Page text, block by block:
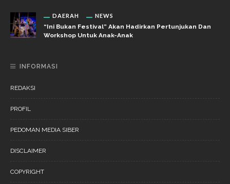
DAERAH NEWS
“Ini Bukan Festival” Akan Hadirkan Pertunjukan Dan
Workshop Untuk Anak-Anak
INFORMASI
REDAKSI
PROFIL
PEDOMAN MEDIA SIBER
DISCLAIMER
COPYRIGHT